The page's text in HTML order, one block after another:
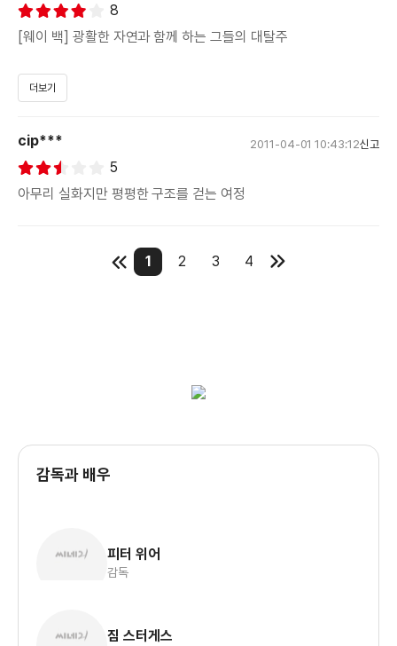
8
[웨이 백] 광활한 자연과 함께 하는 그들의 대탈주
=======================
감독;피터 위어
와 를 연출한 피터 위어 감독이
8년만에 내놓은 작품으로써, 콜린 파렐 짐 스터게스 시얼샤 로넌
(The Way Back)
을 얘기해보고자 한다.
,를 연출한 피터 위어 감독이 연출을
더보기
cip*** 2011-04-01 10:43:12신고
5
아무리 실화지만 평평한 구조를 걷는 여정
1 2 3 4
감독과 배우
피터 위어
감독
짐 스터게스